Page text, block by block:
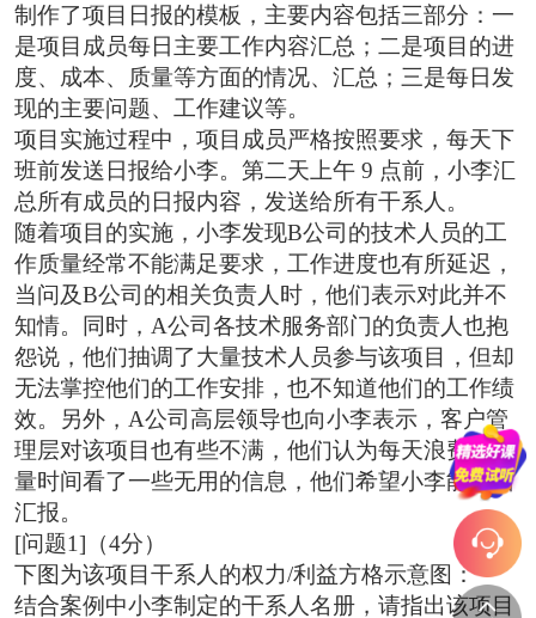
制作了项目日报的模板，主要内容包括三部分：一
是项目成员每日主要工作内容汇总；二是项目的进
度、成本、质量等方面的情况、汇总；三是每日发
现的主要问题、工作建议等。
项目实施过程中，项目成员严格按照要求，每天下
班前发送日报给小李。第二天上午 9 点前，小李汇
总所有成员的日报内容，发送给所有干系人。
随着项目的实施，小李发现B公司的技术人员的工
作质量经常不能满足要求，工作进度也有所延迟，
当问及B公司的相关负责人时，他们表示对此并不
知情。同时，A公司各技术服务部门的负责人也抱
怨说，他们抽调了大量技术人员参与该项目，但却
无法掌控他们的工作安排，也不知道他们的工作绩
效。另外，A公司高层领导也向小李表示，客户管
理层对该项目也有些不满，他们认为每天浪费了大
量时间看了一些无用的信息，他们希望小李能当面
汇报。
[问题1]（4分）
下图为该项目干系人的权力/利益方格示意图：
结合案例中小李制定的干系人名册，请指出该项目